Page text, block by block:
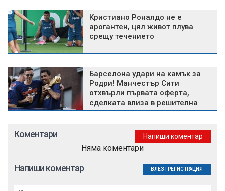
Кристиано Роналдо не е
арогантен, цял живот плува
срещу течението
Барселона удари на камък за
Родри! Манчестър Сити
отхвърли първата оферта,
сделката влиза в решителна
фаза
Коментари Напиши коментар
Няма коментари
Напиши коментар ВЛЕЗ РЕГИСТРАЦИЯ